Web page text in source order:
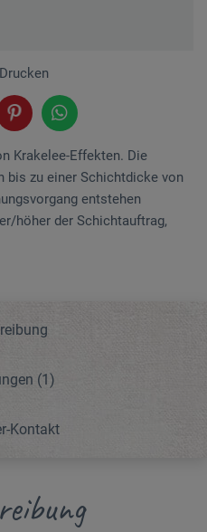
Drucken
Krakelee-Effekten. Die
zu einer Schichtdicke von
entstehen
höher der Schichtauftrag,
(1)
Kontakt